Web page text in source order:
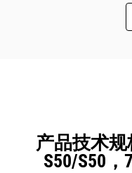
产品技术规
S50/S50